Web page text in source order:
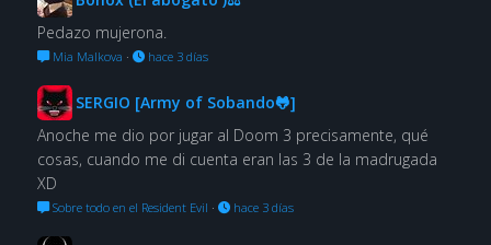
Pedazo mujerona.
Mia Malkova · hace 3 días
SERGIO [Army of Sobando🐸]
Anoche me dio por jugar al Doom 3 precisamente, qué
cosas, cuando me di cuenta eran las 3 de la madrugada
XD
Sobre todo en el Resident Evil · hace 3 días